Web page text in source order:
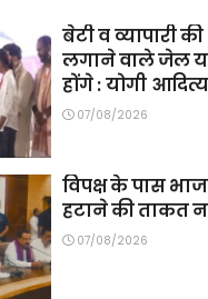
बेटी व व्यापारी
लगाने वाले जेल
होंगे : योगी
07/08/2026
विपक्ष के पास
हटाने की ताकत
07/08/2026